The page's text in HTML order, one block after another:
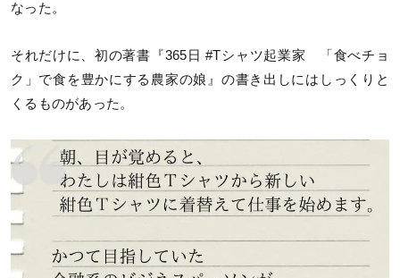
なった。
それだけに、初の著書『365日 #Tシャツ起業家 「食べチョ
ク」で食を豊かにする農家の娘』の書き出しにはしっくりと
くるものがあった。